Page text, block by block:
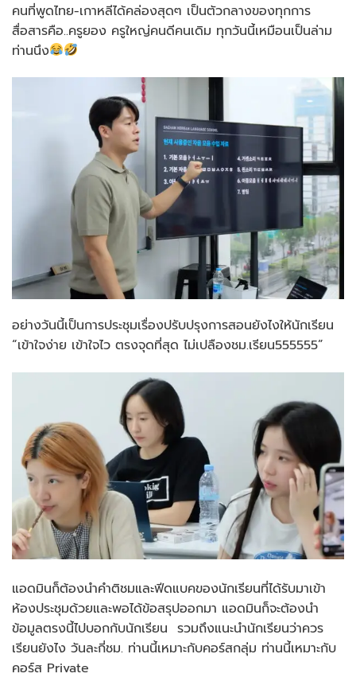
คนที่พูดไทย-เกาหลีได้คล่องสุดๆ เป็นตัวกลางของทุกการ
สื่อสารคือ..ครูยอง ครูใหญ่คนดีคนเดิม ทุกวันนี้เหมือนเป็นล่าม
ท่านนึง
อย่างวันนี้เป็นการประชุมเรื่องปรับปรุงการสอนยังไงให้นักเรียน
“เข้าใจง่าย เข้าใจไว ตรงจุดที่สุด ไม่เปลืองชม.เรียน555555”
แอดมินก็ต้องนำคำติชมและฟีดแบคของนักเรียนที่ได้รับมาเข้า
ห้องประชุมด้วยและพอได้ข้อสรุปออกมา แอดมินก็จะต้องนำ
ข้อมูลตรงนี้ไปบอกกับนักเรียน รวมถึงแนะนำนักเรียนว่าควร
เรียนยังไง วันละกี่ชม. ท่านนี้เหมาะกับคอร์สกลุ่ม ท่านนี้เหมาะกับ
คอร์ส Private